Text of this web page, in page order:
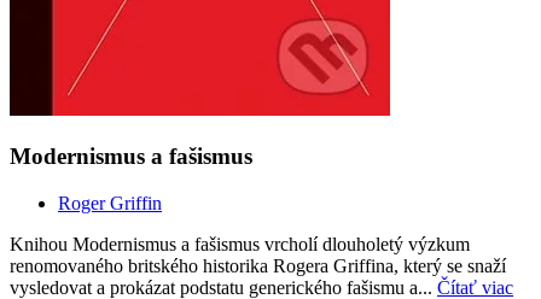
Modernismus a fašismus
Roger Griffin
Knihou Modernismus a fašismus vrcholí dlouholetý výzkum
renomovaného britského historika Rogera Griffina, který se snaží
vysledovat a prokázat podstatu generického fašismu a... Čítať viac